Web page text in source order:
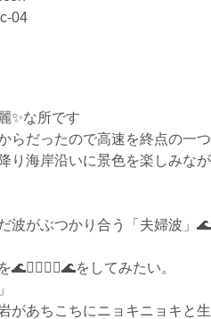
お問合せ
レ教室について
9137
携帯
✨な所です
らだったので高速を終点の一つ
り海岸沿いに景色を楽しみなが
波がぶつかり合う「夫婦波」🌊
をしてみたい。
があちこちにニョキニョキと生